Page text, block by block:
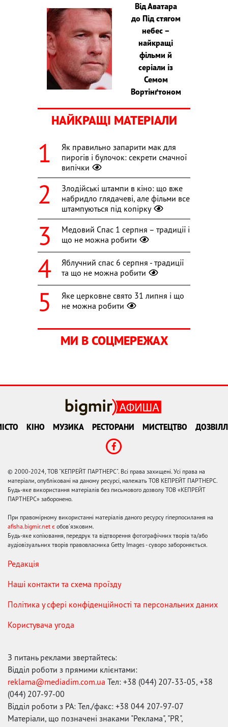
Від Аватара
до Під стягом
небес –
найкращі
фільми й
серіали із
Семом
Вортінґтоном
НАЙКРАЩІ МАТЕРІАЛИ
Як правильно запарити мак для
пирогів і булочок: секрети смачної
випічки
Злодійські штампи в кіно: що вже
набридло глядачеві, але фільми все
штампуються під копірку
Медовий Спас 1 серпня – традиції і
що не можна робити
Яблучний спас 6 серпня - традиції
та що не можна робити
Яке церковне свято 31 липня і що
не можна робити
МИ В СОЦМЕРЕЖАХ
КІНО МУЗИКА РЕСТОРАНИ МИСТЕЦТВО
© 2000-2024, ТОВ "КЕПРЕЙТ ПАРТНЕРС". Всі права захищені. Усі права на
матеріали, опубліковані на даному ресурсі, належать ТОВ КЕПРЕЙТ ПАРТНЕРС.
Будь-яке використання матеріалів без письмового дозволу ТОВ «КЕПРЕЙТ
ПАРТНЕРС» заборонено.
При правомірному використанні матеріалів даного ресурсу гіперпосилання на
afisha.bigmir.net є обов'язковим.
Будь-яке копіювання, передрук та відтворення фотографічних творів та/або
аудіовізуальних творів правовласника Getty Images - суворо забороняється.
Редакція
Наші контакти та схема проїзду
Політика у сфері конфіденційності та персональних даних
Користувача угода
З питань реклами звертайтесь:
Відділ роботи з прямими клієнтами:
reklama@mediadim.com.ua Тел: +38 (044) 207-33-05, +38
(044) 207-97-00
Відділ роботи з РА: Тел./факс: +38 044 207-97-07
Матеріали, що позначені знаками "Реклама", "PR",